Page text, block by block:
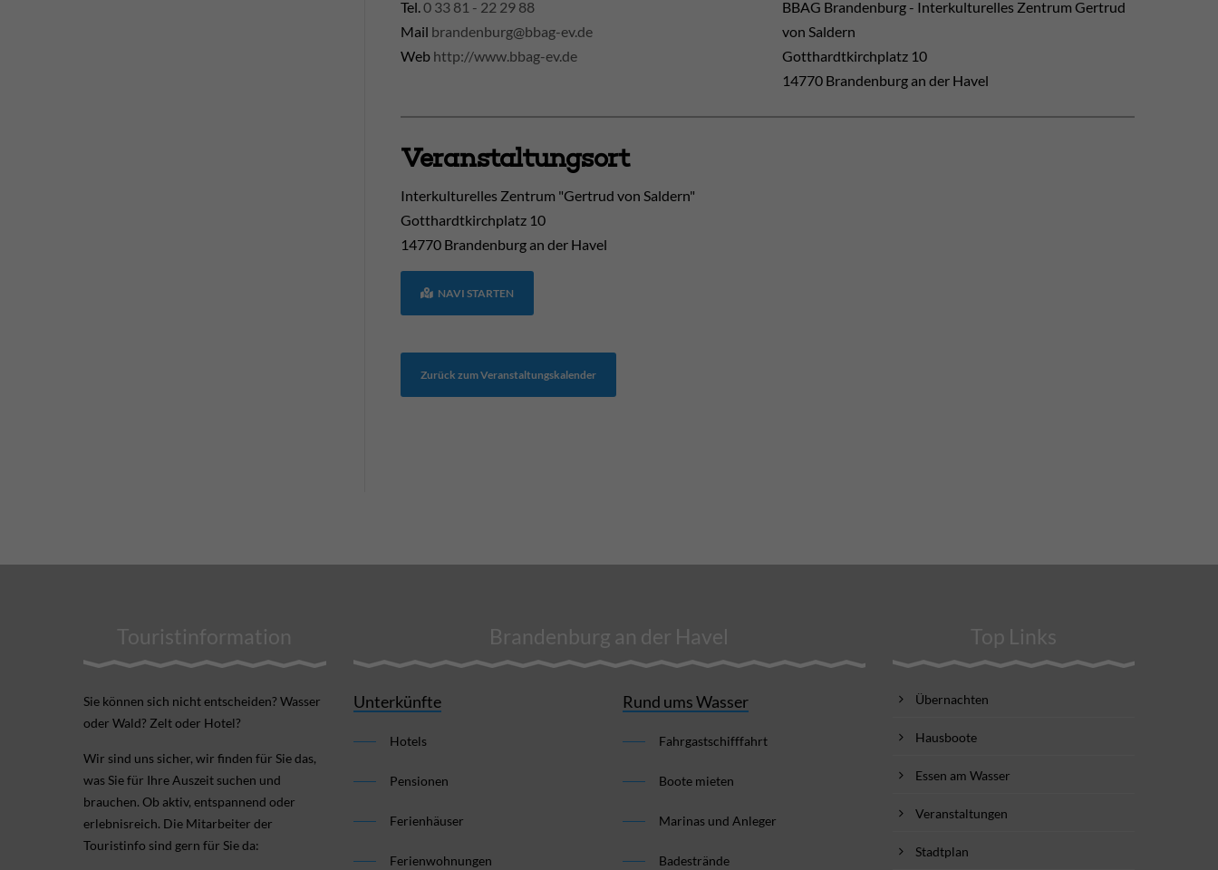
Tel.0 33 81 - 22 29 88
Mail brandenburg@bbag-ev.de
Web http://www.bbag-ev.de
BBAG Brandenburg - Interkulturelles Zentrum Gertrud
von Saldern
Gotthardtkirchplatz 10
14770 Brandenburg an der Havel
Veranstaltungsort
Interkulturelles Zentrum "Gertrud von Saldern"
Gotthardtkirchplatz 10
14770 Brandenburg an der Havel
NAVI STARTEN
Zurück zum Veranstaltungskalender
Touristinformation
Sie können sich nicht ent­scheiden? Wasser
oder Wald? Zelt oder Hotel?
Wir sind uns sicher, wir finden für Sie das,
was Sie für Ihre Aus­zeit suchen und
brauchen. Ob aktiv, ent­spannend oder
erlebnis­reich. Die Mitarbeiter der
Touristinfo sind gern für Sie da:
Brandenburg an der Havel
Unterkünfte
Hotels
Pensionen
Ferienhäuser
Ferienwohnungen
Rund ums Wasser
Fahrgastschifffahrt
Boote mieten
Marinas und Anleger
Badestrände
Top Links
Übernachten
Hausboote
Essen am Wasser
Veranstaltungen
Stadtplan